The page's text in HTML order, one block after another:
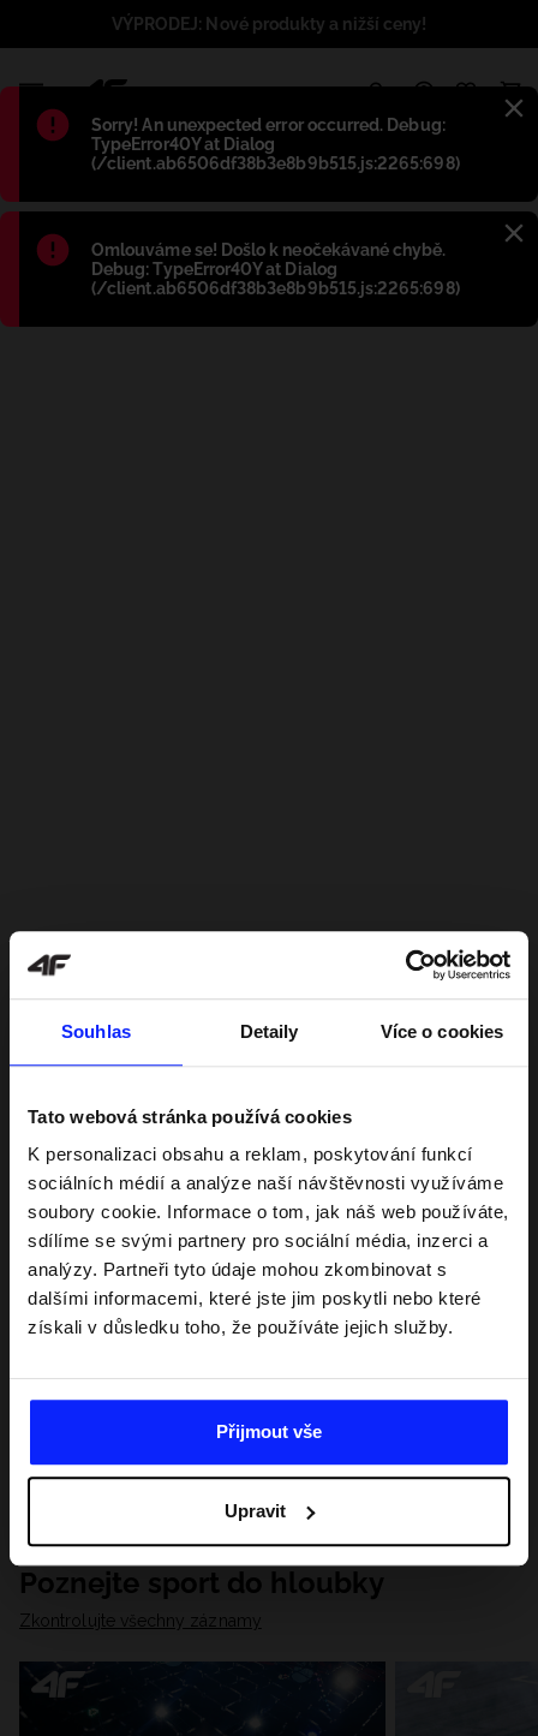
Souhlas Detaily Více o cookies
Tato webová stránka používá cookies
K personalizaci obsahu a reklam, poskytování funkcí
sociálních médií a analýze naší návštěvnosti využíváme
soubory cookie. Informace o tom, jak náš web používáte,
sdílíme se svými partnery pro sociální média, inzerci a
analýzy. Partneři tyto údaje mohou zkombinovat s
dalšími informacemi, které jste jim poskytli nebo které
získali v důsledku toho, že používáte jejich služby.
Přijmout vše
Upravit
Błąd:
Sorry! An unexpected error occurred. Debug:
TypeError40Y at Dialog
(/client.ab6506df38b3e8b9b515.js:2265:698)
Błąd:
Omlouváme se! Došlo k neočekávané chybě.
Debug: TypeError40Y at Dialog
(/client.ab6506df38b3e8b9b515.js:2265:698)
VÝPRODEJ: Nové produkty a nižší ceny!
Poznejte sport do hloubky
Zkontrolujte všechny záznamy